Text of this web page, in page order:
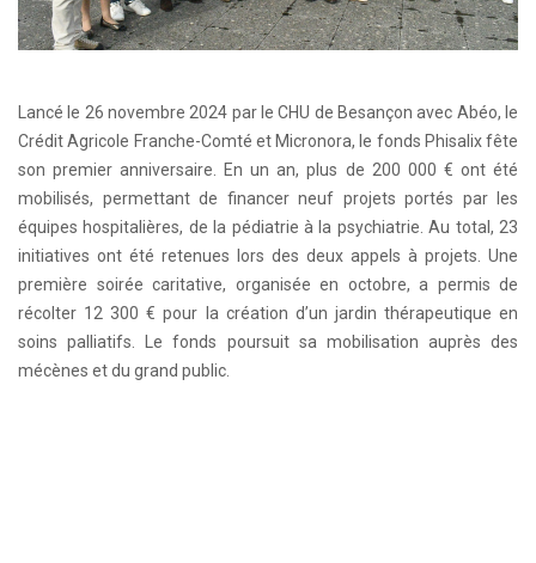
Lancé le 26 novembre 2024 par le CHU de Besançon avec Abéo, le
Crédit Agricole Franche-Comté et Micronora, le fonds Phisalix fête
son premier anniversaire. En un an, plus de 200 000 € ont été
mobilisés, permettant de financer neuf projets portés par les
équipes hospitalières, de la pédiatrie à la psychiatrie. Au total, 23
initiatives ont été retenues lors des deux appels à projets. Une
première soirée caritative, organisée en octobre, a permis de
récolter 12 300 € pour la création d’un jardin thérapeutique en
soins palliatifs. Le fonds poursuit sa mobilisation auprès des
mécènes et du grand public.